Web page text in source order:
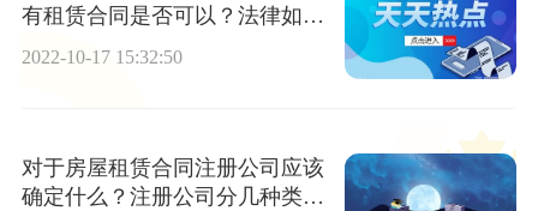
有租赁合同是否可以？法律如何
2022-10-17 15:32:50
对于房屋租赁合同注册公司应该
确定什么？注册公司分几种类